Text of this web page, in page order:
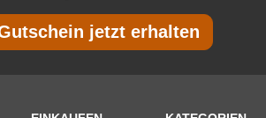
jetzt erhalten